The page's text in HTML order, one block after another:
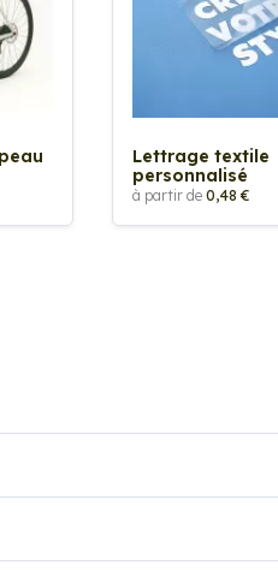
Lettrage textile
personnalisé
à partir de 0,48 €